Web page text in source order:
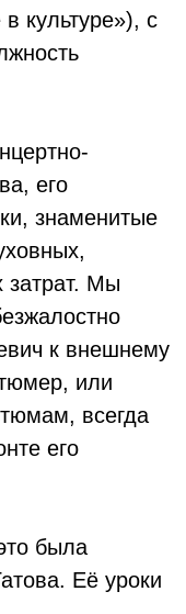
культуре»), с
его
знаменитые
затрат. Мы
к внешнему
или
всегда
его
была
Её уроки